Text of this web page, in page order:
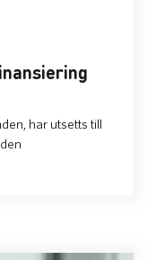
har utsetts till